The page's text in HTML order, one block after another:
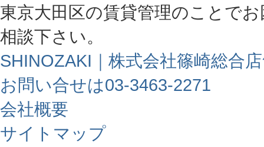
東京大田区の賃貸管理のことで
相談下さい。
SHINOZAKI｜株式会社篠崎総合
お問い合せは03-3463-2271
会社概要
サイトマップ